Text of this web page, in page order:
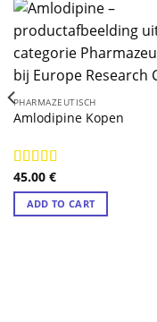
PHARMAZEUTISCH
Amlodipine Kopen
Rated4.89
out of 5
45.00 €
ADD TO CART